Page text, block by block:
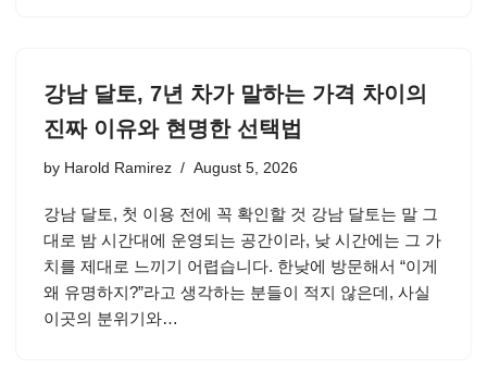
강남 달토, 7년 차가 말하는 가격 차이의
진짜 이유와 현명한 선택법
by Harold Ramirez August 5, 2026
강남 달토, 첫 이용 전에 꼭 확인할 것 강남 달토는 말 그
대로 밤 시간대에 운영되는 공간이라, 낮 시간에는 그 가
치를 제대로 느끼기 어렵습니다. 한낮에 방문해서 “이게
왜 유명하지?”라고 생각하는 분들이 적지 않은데, 사실
이곳의 분위기와…